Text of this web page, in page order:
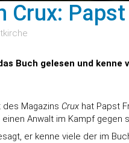
Crux:
Buch gelesen und
Magazins Crux hat Papst
Anwalt im Kampf
er kenne viele der im